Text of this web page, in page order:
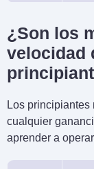
¿Son los
velocidad
Los
cualquier
aprender a